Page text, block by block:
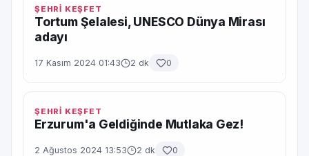
ŞEHRİ KEŞFET
Tortum Şelalesi, UNESCO Dünya Mirası
adayı
17 Kasım 2024 01:43 2 dk 0
ŞEHRİ KEŞFET
Erzurum'a Geldiğinde Mutlaka Gez!
2 Ağustos 2024 13:53 2 dk 0